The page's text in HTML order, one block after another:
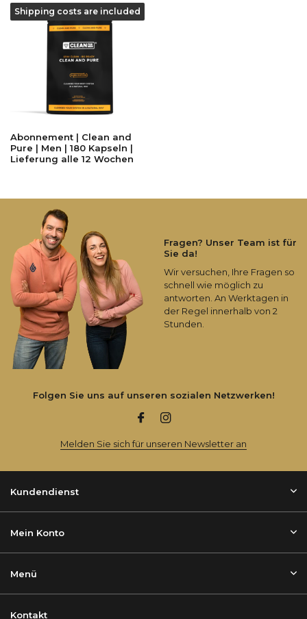
Shipping costs are included
Abonnement | Clean and
Pure | Men | 180 Kapseln |
Lieferung alle 12 Wochen
Fragen? Unser Team ist für
Sie da!
Wir versuchen, Ihre Fragen so
schnell wie möglich zu
antworten. An Werktagen in
der Regel innerhalb von 2
Stunden.
Folgen Sie uns auf unseren sozialen Netzwerken!
Melden Sie sich für unseren Newsletter an
Kundendienst
Mein Konto
Menü
Kontakt